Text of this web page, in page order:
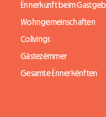
Ënnerkunft beim
Wohngemeinschaften
Colivings
Gästezëmmer
Gesamte Ënnerkënften